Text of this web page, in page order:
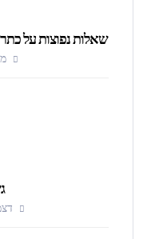
שאלות נפוצות על
מאי